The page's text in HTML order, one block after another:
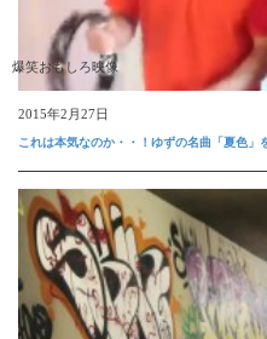
爆笑おもしろ映像
2015年2月27日
これは本気なのか・・！ゆずの名曲「夏色」